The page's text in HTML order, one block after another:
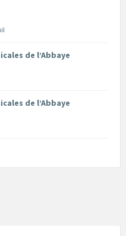
de l’Abbaye
de l’Abbaye